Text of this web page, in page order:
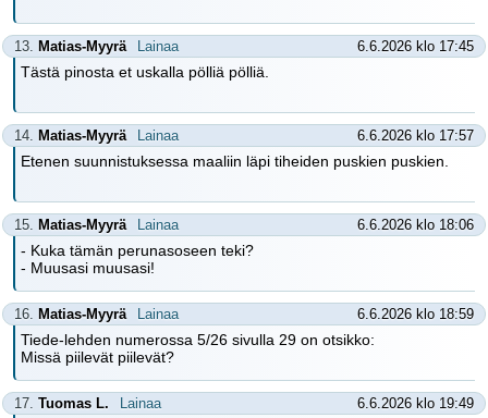
13. Matias-Myyrä Lainaa 6.6.2026 klo 17:45
Tästä pinosta et uskalla pölliä pölliä.
14. Matias-Myyrä Lainaa 6.6.2026 klo 17:57
Etenen suunnistuksessa maaliin läpi tiheiden puskien puskien.
15. Matias-Myyrä Lainaa 6.6.2026 klo 18:06
- Kuka tämän perunasoseen teki?
- Muusasi muusasi!
16. Matias-Myyrä Lainaa 6.6.2026 klo 18:59
Tiede-lehden numerossa 5/26 sivulla 29 on otsikko:
Missä piilevät piilevät?
17. Tuomas L. Lainaa 6.6.2026 klo 19:49